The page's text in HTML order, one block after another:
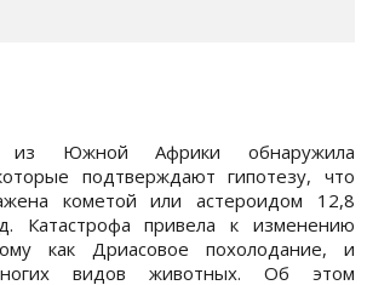
из Южной Африки обнаружила
подтверждают гипотезу, что
кометой или астероидом 12,8
Катастрофа привела к изменению
как Дриасовое похолодание, и
видов животных. Об этом